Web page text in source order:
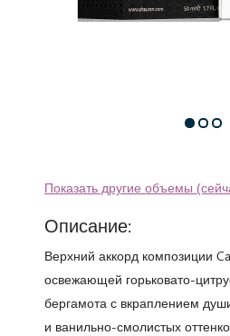
Показать другие объемы
Описание:
Верхний аккорд композиции
освежающей горьковато-
бергамота с вкраплением
и ванильно-смолистых